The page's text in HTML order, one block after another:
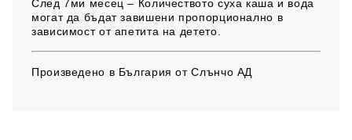
След 7ми месец – Количеството суха каша и вода
могат да бъдат завишени пропорционално в
зависимост от апетита на детето.
Произведено в България от Слънчо АД